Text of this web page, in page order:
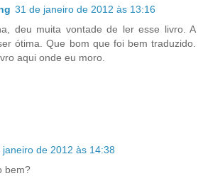
31 de janeiro de 2012 às 13:16
deu muita vontade de ler esse livro. A
ótima. Que bom que foi bem traduzido.
aqui onde eu moro.
janeiro de 2012 às 14:38
bem?